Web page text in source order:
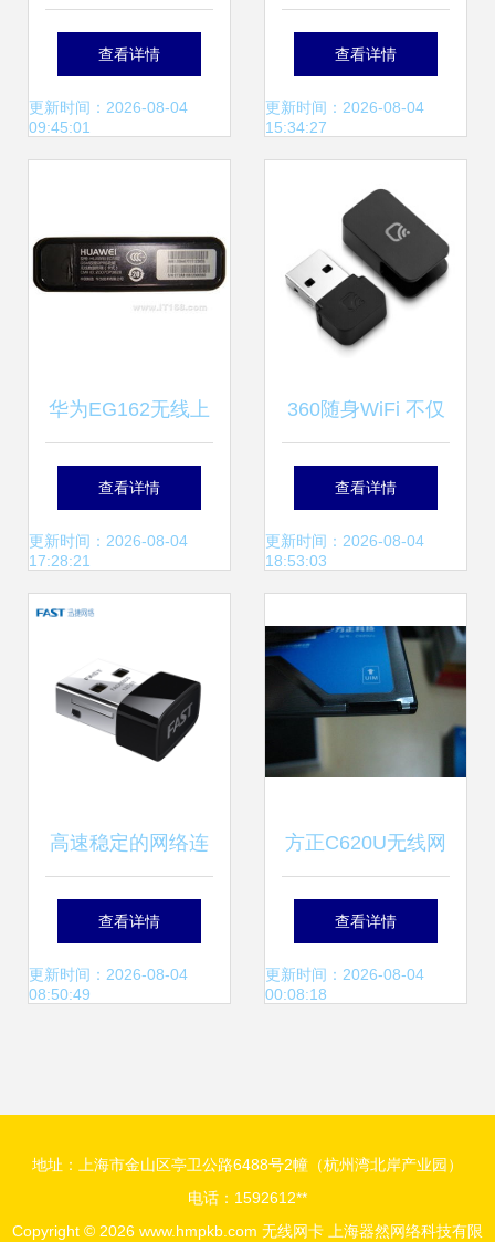
芯片无线网卡评测
性能与实用性的深
查看详情
更新时间：2026-08-04
09:45:01
高通8200A芯片
3.5G联通上网卡 价
中为盛世科技深度
解析
查看详情
更新时间：2026-08-04
15:34:27
华为EG162无线上
网卡 产品图片与实
用解析
查看详情
更新时间：2026-08-04
17:28:21
360随身WiFi 不仅
是热点，更是便携
无线网卡的智能之
查看详情
更新时间：2026-08-04
18:53:03
高速稳定的网络连
接新选择 迅捷免驱
USB无线网卡深度
查看详情
更新时间：2026-08-04
08:50:49
方正C620U无线网
卡 外观赏析与基础
功能介绍
查看详情
更新时间：2026-08-04
00:08:18
地址：上海市金山区亭卫公路6488号2幢（杭州湾北岸产业园）
电话：1592612**
Copyright © 2026 www.hmpkb.com 无线网卡 上海器然网络科技有限